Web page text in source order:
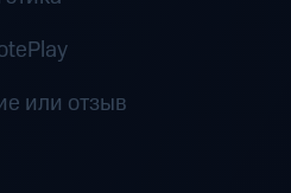
или отзыв